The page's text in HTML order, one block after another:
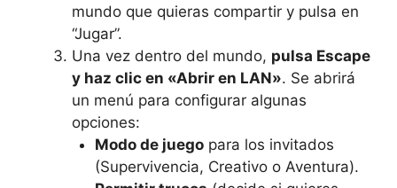
mundo que quieras compartir y pulsa en
“Jugar”.
Una vez dentro del mundo, pulsa Escape
y haz clic en «Abrir en LAN». Se abrirá
un menú para configurar algunas
opciones:
Modo de juegopara los invitados
(Supervivencia, Creativo o Aventura).